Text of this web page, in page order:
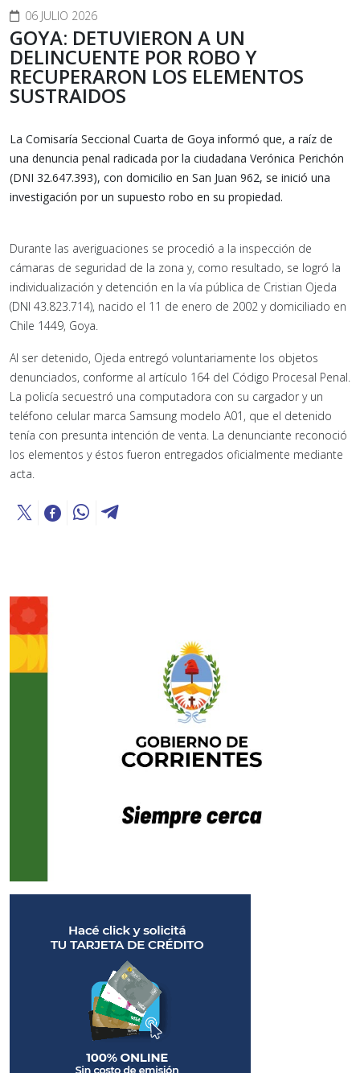
06 JULIO 2026
GOYA: DETUVIERON A UN
DELINCUENTE POR ROBO Y
RECUPERARON LOS ELEMENTOS
SUSTRAIDOS
La Comisaría Seccional Cuarta de Goya informó que, a raíz de
una denuncia penal radicada por la ciudadana Verónica Perichón
(DNI 32.647.393), con domicilio en San Juan 962, se inició una
investigación por un supuesto robo en su propiedad.
Durante las averiguaciones se procedió a la inspección de
cámaras de seguridad de la zona y, como resultado, se logró la
individualización y detención en la vía pública de Cristian Ojeda
(DNI 43.823.714), nacido el 11 de enero de 2002 y domiciliado en
Chile 1449, Goya.
Al ser detenido, Ojeda entregó voluntariamente los objetos
denunciados, conforme al artículo 164 del Código Procesal Penal.
La policía secuestró una computadora con su cargador y un
teléfono celular marca Samsung modelo A01, que el detenido
tenía con presunta intención de venta. La denunciante reconoció
los elementos y éstos fueron entregados oficialmente mediante
acta.